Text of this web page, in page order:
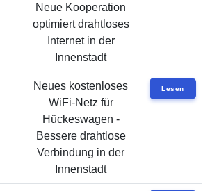
Neue Kooperation
optimiert drahtloses
Internet in der
Innenstadt
Neues kostenloses
WiFi-Netz für
Hückeswagen -
Bessere drahtlose
Verbindung in der
Innenstadt
Lesen